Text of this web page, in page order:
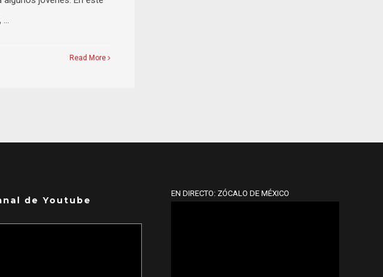
…
Read More
de Youtube
EN DIRECTO: ZÓCALO DE MÉXICO